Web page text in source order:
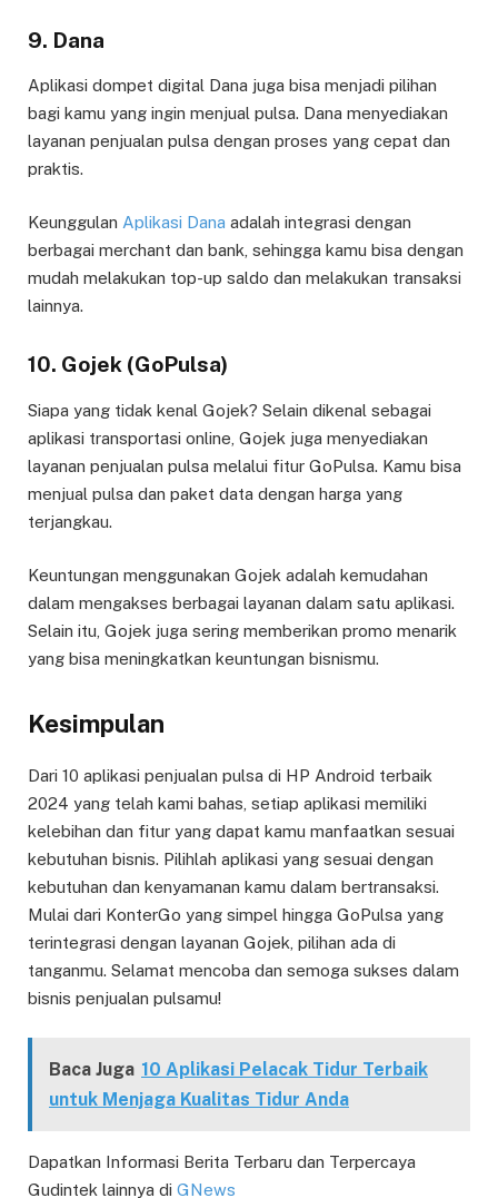
9. Dana
Aplikasi dompet digital Dana juga bisa menjadi pilihan
bagi kamu yang ingin menjual pulsa. Dana menyediakan
layanan penjualan pulsa dengan proses yang cepat dan
praktis.
Keunggulan Aplikasi Dana adalah integrasi dengan
berbagai merchant dan bank, sehingga kamu bisa dengan
mudah melakukan top-up saldo dan melakukan transaksi
lainnya.
10. Gojek (GoPulsa)
Siapa yang tidak kenal Gojek? Selain dikenal sebagai
aplikasi transportasi online, Gojek juga menyediakan
layanan penjualan pulsa melalui fitur GoPulsa. Kamu bisa
menjual pulsa dan paket data dengan harga yang
terjangkau.
Keuntungan menggunakan Gojek adalah kemudahan
dalam mengakses berbagai layanan dalam satu aplikasi.
Selain itu, Gojek juga sering memberikan promo menarik
yang bisa meningkatkan keuntungan bisnismu.
Kesimpulan
Dari 10 aplikasi penjualan pulsa di HP Android terbaik
2024 yang telah kami bahas, setiap aplikasi memiliki
kelebihan dan fitur yang dapat kamu manfaatkan sesuai
kebutuhan bisnis. Pilihlah aplikasi yang sesuai dengan
kebutuhan dan kenyamanan kamu dalam bertransaksi.
Mulai dari KonterGo yang simpel hingga GoPulsa yang
terintegrasi dengan layanan Gojek, pilihan ada di
tanganmu. Selamat mencoba dan semoga sukses dalam
bisnis penjualan pulsamu!
Baca Juga 10 Aplikasi Pelacak Tidur Terbaik
untuk Menjaga Kualitas Tidur Anda
Dapatkan Informasi Berita Terbaru dan Terpercaya
Gudintek lainnya di GNews